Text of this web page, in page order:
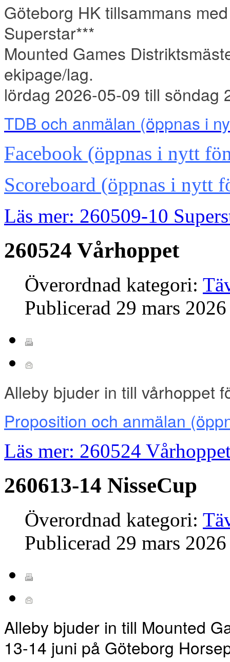
Göteborg HK tillsammans
Superstar***
Mounted Games
ekipage/lag.
lördag 2026-05-09 till söndag
TDB och anmälan (öppnas i
Facebook (öppnas i nytt
Scoreboard (öppnas i nytt
Läs mer: 260509-10
260524 Vårhoppet
Överordnad kategori:
Publicerad 29 mars 2026
Alleby bjuder in till vårhoppet
Proposition och anmälan
Läs mer: 260524
260613-14 NisseCup
Överordnad kategori:
Publicerad 29 mars 2026
Alleby bjuder in till Mounted
13-14 juni på Göteborg